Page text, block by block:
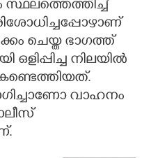
ചെയ്ത ഭാഗത്ത്
നിലയിൽ
വാഹനം